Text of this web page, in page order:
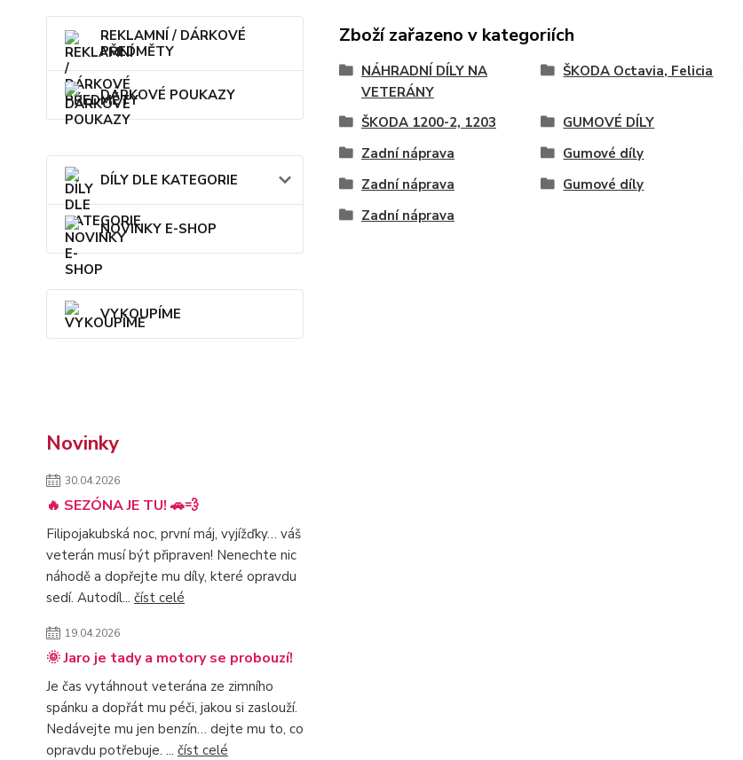
REKLAMNÍ / DÁRKOVÉ
PŘEDMĚTY
DÁRKOVÉ POUKAZY
DÍLY DLE KATEGORIE
NOVINKY E-SHOP
VYKOUPÍME
Novinky
30.04.2026
🔥 SEZÓNA JE TU! 🚗💨
Filipojakubská noc, první máj, vyjížďky… váš
veterán musí být připraven! Nenechte nic
náhodě a dopřejte mu díly, které opravdu
sedí. Autodíl... číst celé
19.04.2026
🌞 Jaro je tady a motory se probouzí!
Je čas vytáhnout veterána ze zimního
spánku a dopřát mu péči, jakou si zaslouží.
Nedávejte mu jen benzín… dejte mu to, co
opravdu potřebuje. ... číst celé
Zboží zařazeno v kategoriích
NÁHRADNÍ DÍLY NA
VETERÁNY
ŠKODA Octavia, Felicia
ŠKODA 1200-2, 1203 GUMOVÉ DÍLY
Zadní náprava
Gumové díly
Zadní náprava
Gumové díly
Zadní náprava